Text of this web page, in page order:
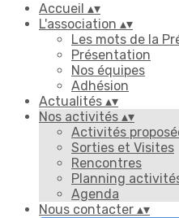
Accueil ▴▾
L'association ▴▾
Les mots de la
Présentation
Nos équipes
Adhésion
Actualités ▴▾
Nos activités ▴▾
Activités
Sorties et Visites
Rencontres
Planning
Agenda
Nous contacter ▴▾